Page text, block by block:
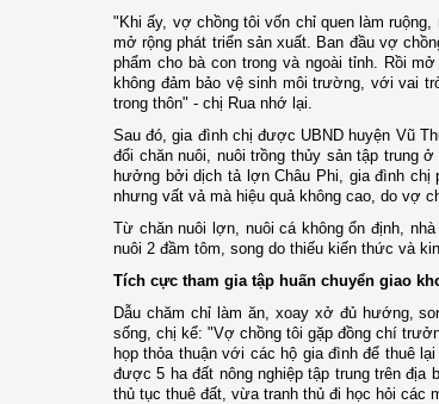
"Khi ấy, vợ chồng tôi vốn chỉ quen làm
mở rộng phát triển sản xuất. Ban đầu vợ
phẩm cho bà con trong và ngoài tỉnh. Rồi
không đảm bảo vệ sinh môi trường, với vai
trong thôn" - chị Rua nhớ lại.
Sau đó, gia đình chị được UBND huyện Vũ
đổi chăn nuôi, nuôi trồng thủy sản tập trung
hưởng bởi dịch tả lợn Châu Phi, gia đình chị
nhưng vất vả mà hiệu quả không cao, do vợ
Từ chăn nuôi lợn, nuôi cá không ổn định,
nuôi 2 đầm tôm, song do thiếu kiến thức và
Tích cực tham gia tập huấn chuyển giao
Dẫu chăm chỉ làm ăn, xoay xở đủ hướng,
sống, chị kể: "Vợ chồng tôi gặp đồng chí
họp thỏa thuận với các hộ gia đình để thuê
được 5 ha đất nông nghiệp tập trung trên
thủ tục thuê đất, vừa tranh thủ đi học hỏi các